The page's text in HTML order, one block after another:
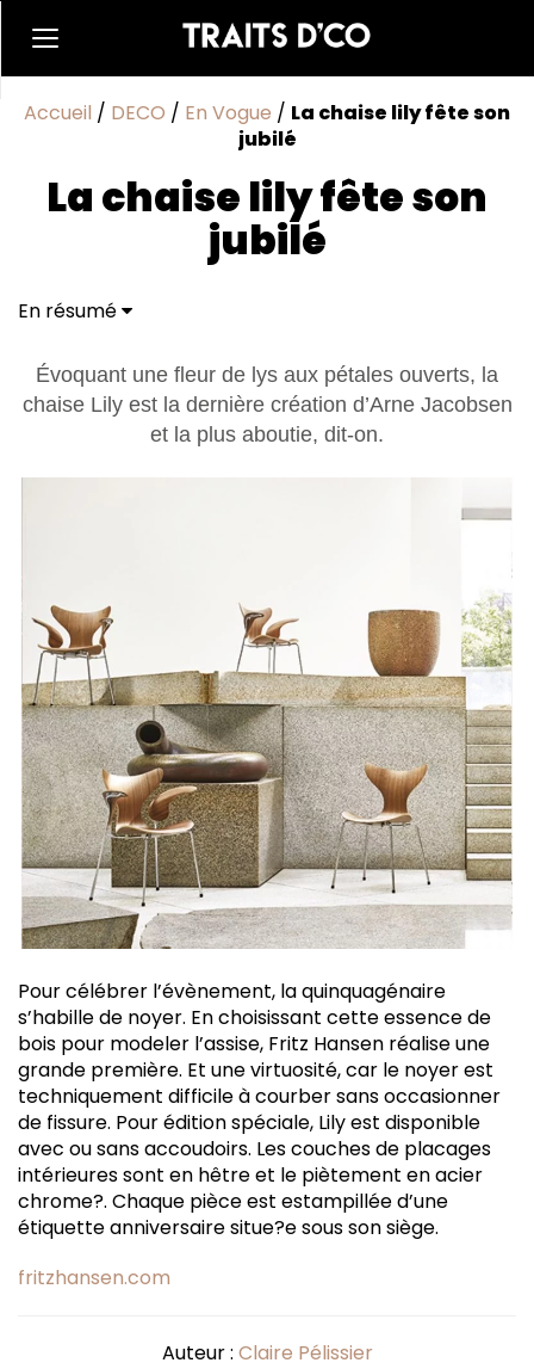
Accueil / DECO / En Vogue / La chaise lily fête son
jubilé
La chaise lily fête son
jubilé
En résumé
Évoquant une fleur de lys aux pétales ouverts, la
chaise Lily est la dernière création d’Arne Jacobsen
et la plus aboutie, dit-on.
Pour célébrer l’évènement, la quinquagénaire
s’habille de noyer. En choisissant cette essence de
bois pour modeler l’assise, Fritz Hansen réalise une
grande première. Et une virtuosité, car le noyer est
techniquement difficile à courber sans occasionner
de fissure. Pour édition spéciale, Lily est disponible
avec ou sans accoudoirs. Les couches de placages
intérieures sont en hêtre et le piètement en acier
chrome?. Chaque pièce est estampillée d’une
étiquette anniversaire situe?e sous son siège.
fritzhansen.com
Auteur : Claire Pélissier